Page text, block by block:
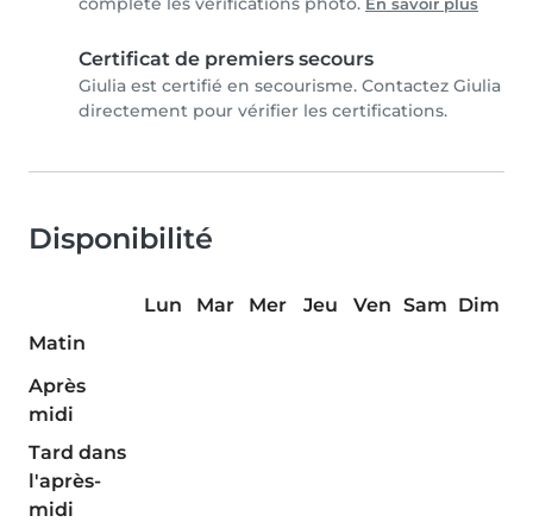
En savoir plus
Certificat de premiers secours
Giulia est certifié en secourisme. Contactez Giulia
directement pour vérifier les certifications.
Disponibilité
Lun Mar Mer Jeu Ven Sam Dim
Matin
Après
midi
Tard dans
l'après-
midi